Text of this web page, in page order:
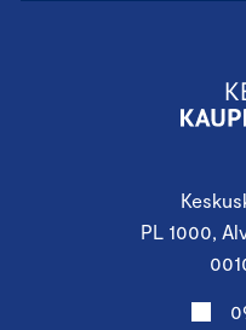
PL 1000,